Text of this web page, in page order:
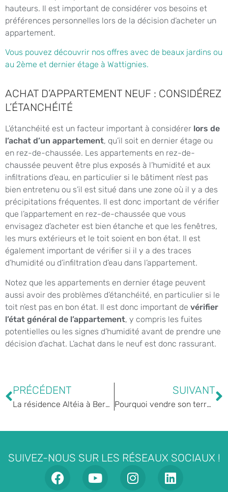
hauteurs. Il est important de considérer vos besoins et
préférences personnelles lors de la décision d’acheter un
appartement.
Vous pouvez découvrir nos offres avec de beaux jardins ou
au 2ème et dernier étage à Wattignies.
ACHAT D’APPARTEMENT NEUF : CONSIDÉREZ
L’ÉTANCHÉITÉ
L’étanchéité est un facteur important à considérer lors de
l’achat d’un appartement, qu’il soit en dernier étage ou
en rez-de-chaussée. Les appartements en rez-de-
chaussée peuvent être plus exposés à l’humidité et aux
infiltrations d’eau, en particulier si le bâtiment n’est pas
bien entretenu ou s’il est situé dans une zone où il y a des
précipitations fréquentes. Il est donc important de vérifier
que l’appartement en rez-de-chaussée que vous
envisagez d’acheter est bien étanche et que les fenêtres,
les murs extérieurs et le toit soient en bon état. Il est
également important de vérifier si il y a des traces
d’humidité ou d’infiltration d’eau dans l’appartement.
Notez que les appartements en dernier étage peuvent
aussi avoir des problèmes d’étanchéité, en particulier si le
toit n’est pas en bon état. Il est donc important de vérifier
l’état général de l’appartement, y compris les fuites
potentielles ou les signes d’humidité avant de prendre une
décision d’achat. L’achat dans le neuf est donc rassurant.
PRÉCÉDENT
La résidence Altéia à Berck : les acquéreurs témoignent
SUIVANT
Pourquoi vendre son terrain à un promoteur ?
SUIVEZ-NOUS SUR LES RÉSEAUX SOCIAUX !